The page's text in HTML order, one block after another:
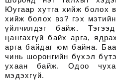
Юугаар хутга хийж болох
хийж болох вэ? гэх
үйлчилдэг байж.
цангахгүй байх арга,
арга байдаг юм байна.
чинь шоронгийн бүхэл
ухаан байж. Одоо
мэдэхгүй.